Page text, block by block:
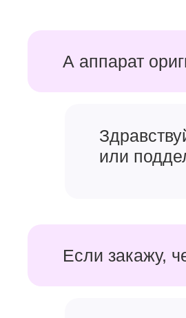
А аппарат
или
Если закажу,